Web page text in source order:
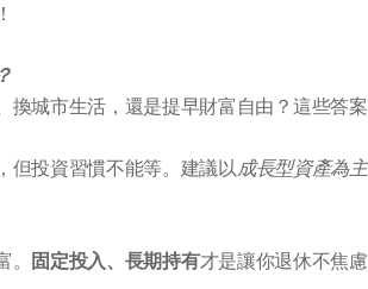
城市生活，還是提早財富自由？這些答
但投資習慣不能等。建議以成長型資產為主
固定投入、長期持有才是讓你退休不焦慮